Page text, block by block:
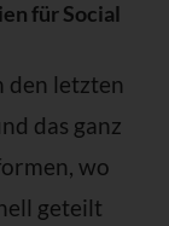
für Social
den letzten
das ganz
wo
geteilt